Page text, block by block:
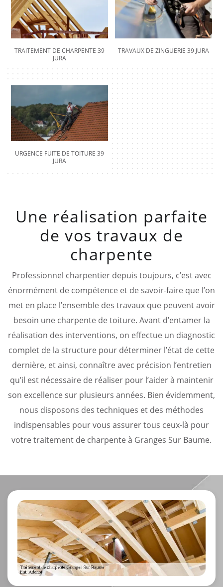
TRAITEMENT DE CHARPENTE 39
JURA
TRAVAUX DE ZINGUERIE 39 JURA
URGENCE FUITE DE TOITURE 39
JURA
Une réalisation parfaite
de vos travaux de
charpente
Professionnel charpentier depuis toujours, c’est avec
énormément de compétence et de savoir-faire que l’on
met en place l’ensemble des travaux que peuvent avoir
besoin une charpente de toiture. Avant d’entamer la
réalisation des interventions, on effectue un diagnostic
complet de la structure pour déterminer l’état de cette
dernière, et ainsi, connaître avec précision l’entretien
qu’il est nécessaire de réaliser pour l’aider à maintenir
son excellence sur plusieurs années. Bien évidemment,
nous disposons des techniques et des méthodes
indispensables pour vous assurer tous ceux-là pour
votre traitement de charpente à Granges Sur Baume.